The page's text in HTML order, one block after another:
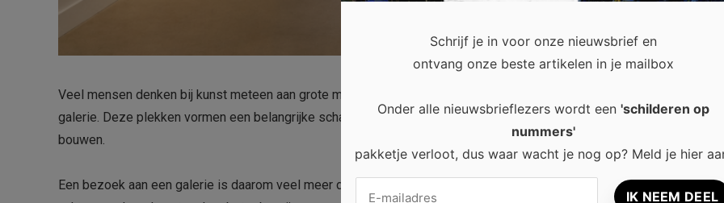
Veel mensen denken bij kunst meteen aan grote musea of bekende internationale kunstenaars. Toch begint het
galerie. Deze plekken vormen een belangrijke schakel tussen makers en bezoekers. Bovendien bieden ze een
bouwen.
Een bezoek aan een galerie is daarom veel meer dan alleen het bekijken van schilderijen of sculpturen. Je ontdekt
Schrijf je in voor onze nieuwsbrief en
ontvang onze beste artikelen in je mailbox
Onder alle nieuwsbrieflezers wordt een 'schilderen op
nummers'
pakketje verloot, dus waar wacht je nog op? Meld je hier